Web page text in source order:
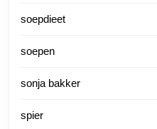
soepdieet
soepen
sonja bakker
spier